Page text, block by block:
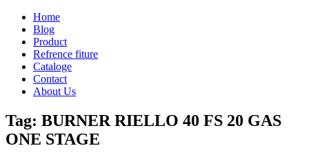
Home
Blog
Product
Refrence fiture
Cataloge
Contact
About Us
Tag: BURNER RIELLO 40 FS 20 GAS
ONE STAGE